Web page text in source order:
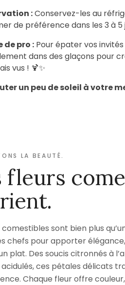
:Conservez-les au
de préférence dans les 3 à 5
de pro : Pour épater vos
dans des glaçons pour
vus ! 🍹✨
un peu de soleil à votre
LA BEAUTÉ.
fleurs
comestibles sont bien plus
chefs pour apporter
plat. Des soucis citronnés à
ces pétales délicats
Chaque fleur offre